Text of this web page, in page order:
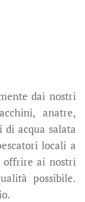
dai nostri
anatre,
acqua salata
locali a
offrire ai nostri
possibile.